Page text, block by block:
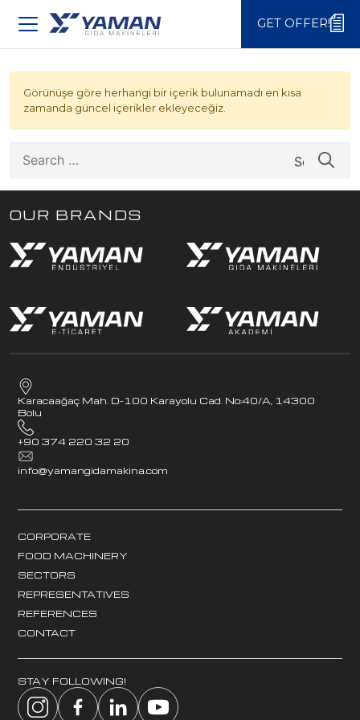
GET OFFER!
GET OFFER!
Görünüşe göre herhangi bir içerik bulunamadı en kısa
zamanda güncel içerikler ekleyeceğiz.
for:
OUR BRANDS
Karacaağaç Mah. D-100 Karayolu Cad. No:40/A, 14300
Bolu
+90 374 220 32 20
info@yamangidamakina.com
CORPORATE
FOOD MACHINERY
SECTORS
REPRESENTATIVES
REFERENCES
CONTACT
STAY FOLLOWING!